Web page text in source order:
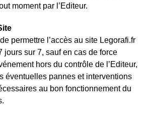
moment par l’Editeur.
de permettre l’accès au site Legorafi.fr
jours sur 7, sauf en cas de force
hors du contrôle de l’Editeur,
éventuelles pannes et interventions
au bon fonctionnement du